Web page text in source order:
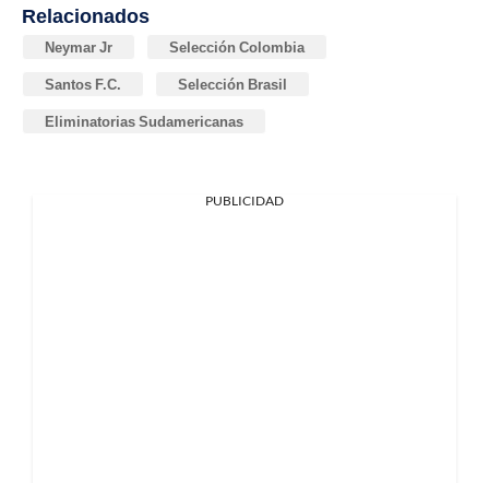
Relacionados
Neymar Jr Selección Colombia
Santos F.C. Selección Brasil
Eliminatorias Sudamericanas
PUBLICIDAD